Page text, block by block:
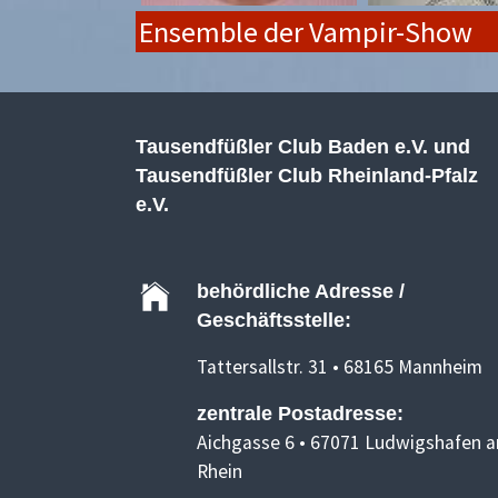
Ensemble der Vampir-Show
Tausendfüßler Club Baden e.V. und
Tausendfüßler Club Rheinland-Pfalz
e.V.
behördliche Adresse /
Geschäftsstelle:
Tattersallstr. 31 • 68165 Mannheim
zentrale Postadresse:
Aichgasse 6 • 67071 Ludwigshafen
Rhein